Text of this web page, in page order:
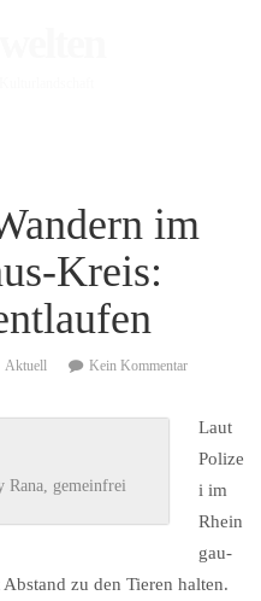
im
Kreis:
Aktuell Kein Kommentar
gemeinfrei
Laut
Polize
i im
Rhein
gau-
zu den Tieren halten.